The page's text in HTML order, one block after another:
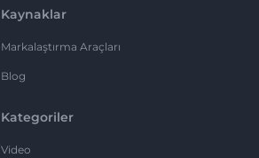
Kaynaklar
Markalaştırma Araçları
Blog
Kategoriler
Video